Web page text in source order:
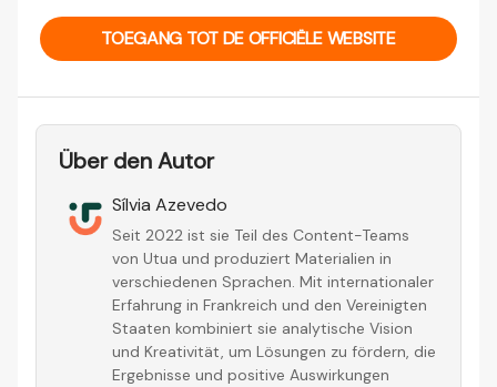
TOEGANG TOT DE OFFICIËLE WEBSITE
Über den Autor
Sílvia Azevedo
Seit 2022 ist sie Teil des Content-Teams
von Utua und produziert Materialien in
verschiedenen Sprachen. Mit internationaler
Erfahrung in Frankreich und den Vereinigten
Staaten kombiniert sie analytische Vision
und Kreativität, um Lösungen zu fördern, die
Ergebnisse und positive Auswirkungen